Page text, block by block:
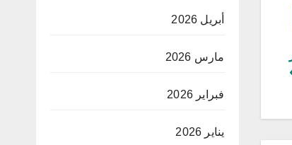
أبريل 2026
مارس 2026
فبراير 2026
يناير 2026